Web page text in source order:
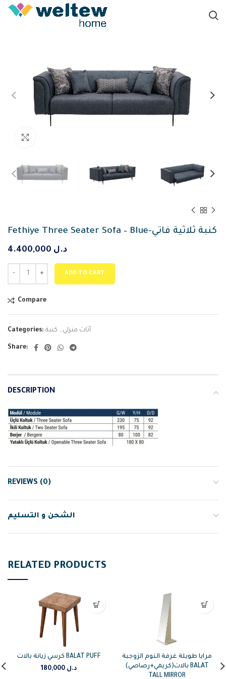
Fethiye Three Seater Sofa – Blue-كنبة ثلاثية فاتي
د.ل
ADD TO CART
Compare
Categories: أثاث منزلي , كنبة
Share:
DESCRIPTION
REVIEWS (0)
الشحن و التسليم
RELATED PRODUCTS
كرسي زيانة بالات BALAT PUFF
د.ل
مرايا طويلة غرفة النوم الزوجية
بالات(كريمي+رصاصي) BALAT
TALL MIRROR